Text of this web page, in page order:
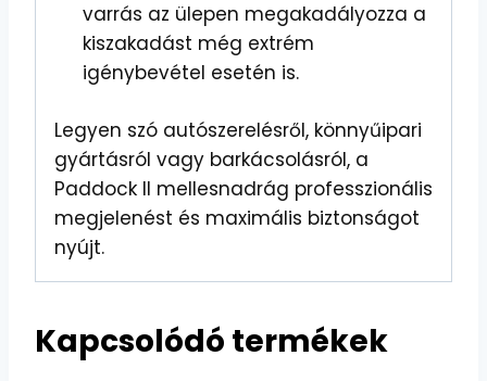
varrás az ülepen megakadályozza a
kiszakadást még extrém
igénybevétel esetén is.
Legyen szó autószerelésről, könnyűipari
gyártásról vagy barkácsolásról, a
Paddock II mellesnadrág professzionális
megjelenést és maximális biztonságot
nyújt.
Kapcsolódó termékek